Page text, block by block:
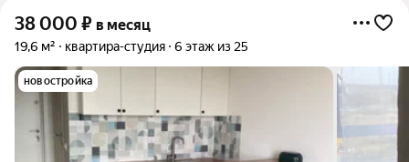
38 000 ₽ в месяц
19,6 м² квартира-студия 6 этаж из 25
новостройка